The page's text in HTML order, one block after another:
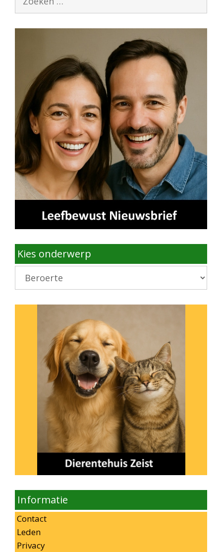
Kies onderwerp
Kies
Informatie
Contact
Leden
Privacy